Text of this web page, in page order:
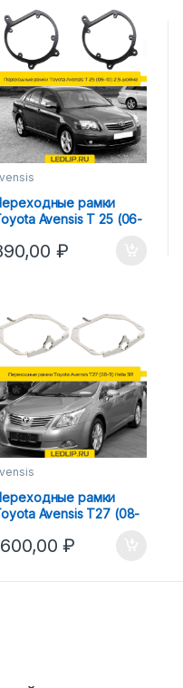
рамки
Avensis Т 25 (06-
₽
рамки
Avensis T27 (08-
₽